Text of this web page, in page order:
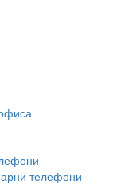
телефони